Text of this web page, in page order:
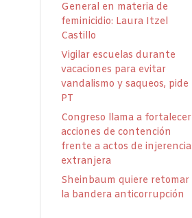
General en materia de
feminicidio: Laura Itzel
Castillo
Vigilar escuelas durante
vacaciones para evitar
vandalismo y saqueos, pide
PT
Congreso llama a fortalecer
acciones de contención
frente a actos de injerencia
extranjera
Sheinbaum quiere retomar
la bandera anticorrupción